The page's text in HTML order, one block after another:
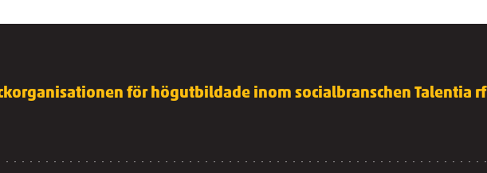
för högutbildade inom socialbranschen Talentia rf